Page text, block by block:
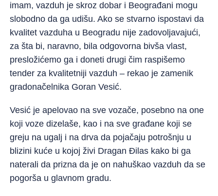
imam, vazduh je skroz dobar i Beograđani mogu
slobodno da ga udišu. Ako se stvarno ispostavi da
kvalitet vazduha u Beogradu nije zadovoljavajući,
za šta bi, naravno, bila odgovorna bivša vlast,
presložićemo ga i doneti drugi čim raspišemo
tender za kvalitetniji vazduh – rekao je zamenik
gradonačelnika Goran Vesić.
Vesić je apelovao na sve vozače, posebno na one
koji voze dizelaše, kao i na sve građane koji se
greju na ugalj i na drva da pojačaju potrošnju u
blizini kuće u kojoj živi Dragan Đilas kako bi ga
naterali da prizna da je on nahuškao vazduh da se
pogorša u glavnom gradu.